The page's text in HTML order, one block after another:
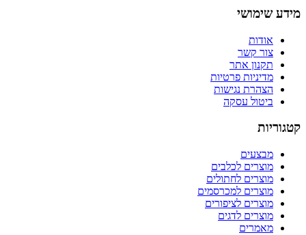
מידע שימושי
אודות
צור קשר
תקנון אתר
מדיניות פרטיות
הצהרת נגישות
ביטול עסקה
קטגוריות
מבצעים
מוצרים לכלבים
מוצרים לחתולים
מוצרים למכרסמים
מוצרים לציפורים
מוצרים לדגים
מאמרים